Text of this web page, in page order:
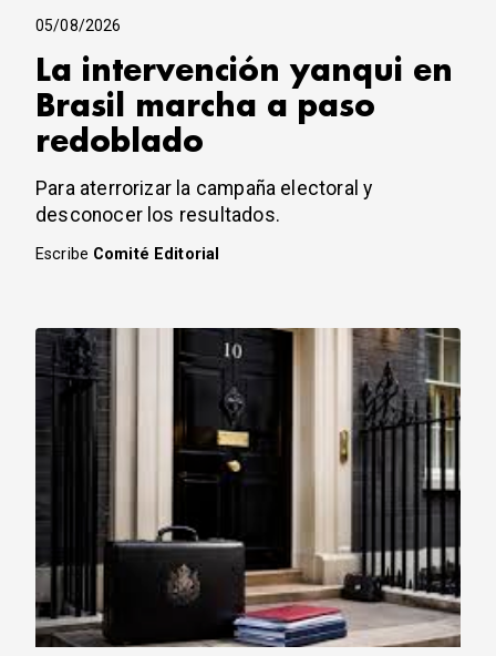
05/08/2026
La intervención yanqui en
Brasil marcha a paso
redoblado
Para aterrorizar la campaña electoral y
desconocer los resultados.
Escribe Comité Editorial